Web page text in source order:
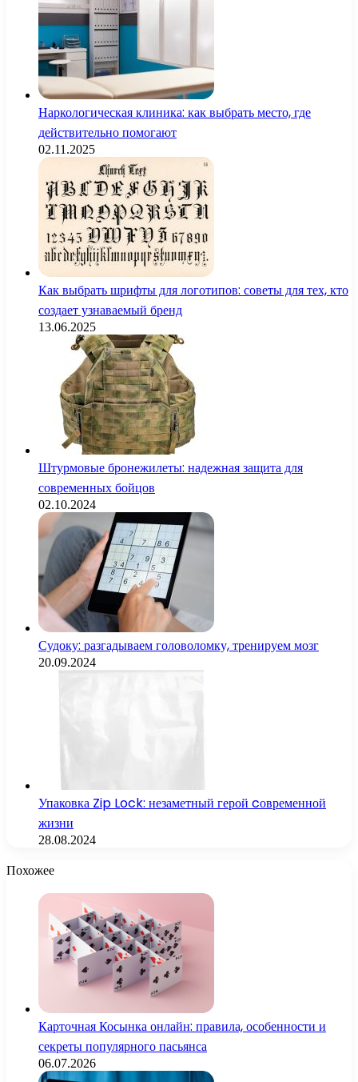
Наркологическая клиника: как выбрать место, где
действительно помогают
02.11.2025
Как выбрать шрифты для логотипов: советы для тех, кто
создает узнаваемый бренд
13.06.2025
Штурмовые бронежилеты: надежная защита для
современных бойцов
02.10.2024
Судоку: разгадываем головоломку, тренируем мозг
20.09.2024
Упаковка Zip Lock: незаметный герой cовременной
жизни
28.08.2024
Похожее
Карточная Косынка онлайн: правила, особенности и
секреты популярного пасьянса
06.07.2026